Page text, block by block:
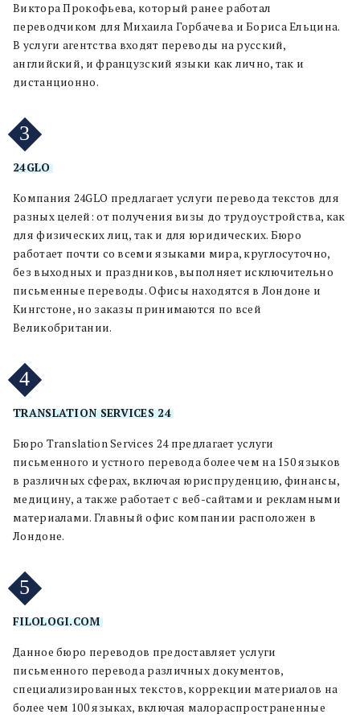
Виктора Прокофьева, который ранее работал
переводчиком для Михаила Горбачева и Бориса Ельцина.
В услуги агентства входят переводы на русский,
английский, и французский языки как лично, так и
дистанционно.
3
24GLO
Компания 24GLO предлагает услуги перевода текстов для
разных целей: от получения визы до трудоустройства, как
для физических лиц, так и для юридических. Бюро
работает почти со всеми языками мира, круглосуточно,
без выходных и праздников, выполняет исключительно
письменные переводы. Офисы находятся в Лондоне и
Кингстоне, но заказы принимаются по всей
Великобритании.
4
TRANSLATION SERVICES 24
Бюро Translation Services 24 предлагает услуги
письменного и устного перевода более чем на 150 языков
в различных сферах, включая юриспруденцию, финансы,
медицину, а также работает с веб-сайтами и рекламными
материалами. Главный офис компании расположен в
Лондоне.
5
FILOLOGI.COM
Данное бюро переводов предоставляет услуги
письменного перевода различных документов,
специализированных текстов, коррекции материалов на
более чем 100 языках, включая малораспространенные